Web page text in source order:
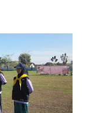
sekitar sepuluh
sebelum menarik rotan,
dipegang harus
tersebut aman,